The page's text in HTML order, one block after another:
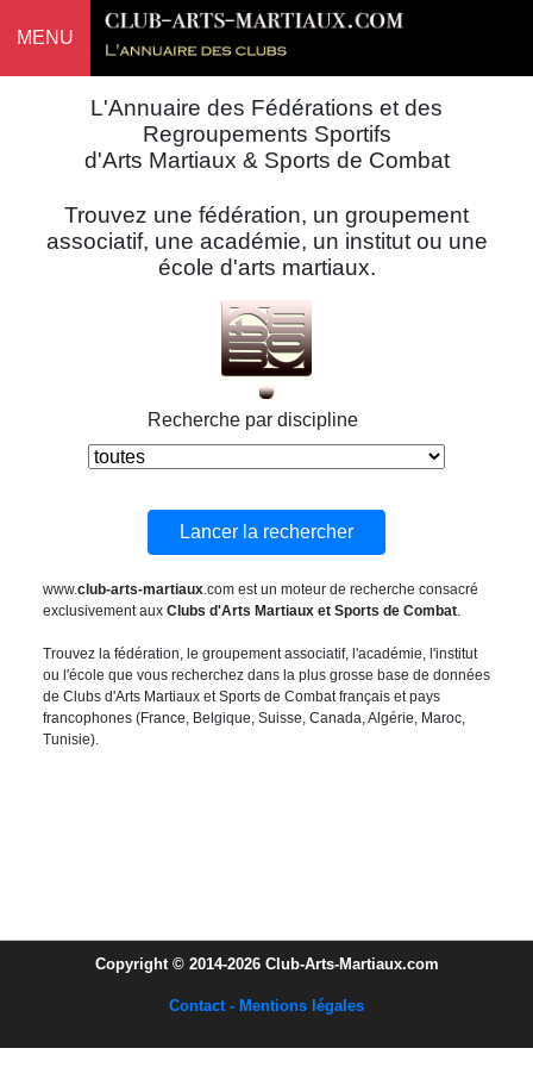
MENU
L'Annuaire des Fédérations et des
Regroupements Sportifs
d'Arts Martiaux & Sports de Combat
Trouvez une fédération, un groupement
associatif, une académie, un institut ou une
école d'arts martiaux.
Recherche par discipline
www.club-arts-martiaux.com est un moteur de recherche consacré
exclusivement aux Clubs d'Arts Martiaux et Sports de Combat.
Trouvez la fédération, le groupement associatif, l'académie, l'institut
ou l'école que vous recherchez dans la plus grosse base de données
de Clubs d'Arts Martiaux et Sports de Combat français et pays
francophones (France, Belgique, Suisse, Canada, Algérie, Maroc,
Tunisie).
Copyright © 2014-2026 Club-Arts-Martiaux.com
Contact - Mentions légales